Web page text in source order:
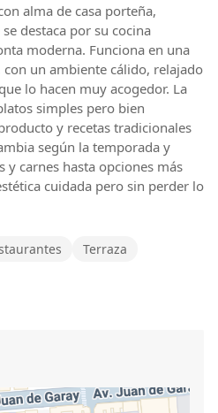
alma de casa porteña,
destaca por su cocina
moderna. Funciona en una
un ambiente cálido, relajado
lo hacen muy acogedor. La
simples pero bien
y recetas tradicionales
según la temporada y
y carnes hasta opciones más
cuidada pero sin perder lo
Terraza